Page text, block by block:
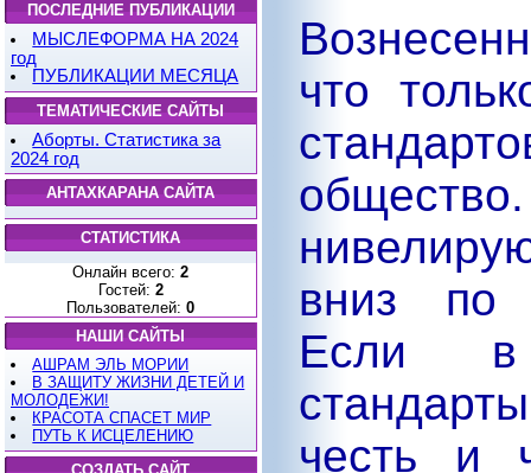
ПОСЛЕДНИЕ ПУБЛИКАЦИИ
МЫСЛЕФОРМА НА 2024
год
ПУБЛИКАЦИИ МЕСЯЦА
ТЕМАТИЧЕСКИЕ САЙТЫ
Аборты. Статистика за
2024 год
АНТАХКАРАНА САЙТА
СТАТИСТИКА
Онлайн всего: 2
Гостей: 2
Пользователей: 0
НАШИ САЙТЫ
АШРАМ ЭЛЬ МОРИИ
В ЗАЩИТУ ЖИЗНИ ДЕТЕЙ И
МОЛОДЕЖИ!
КРАСОТА СПАСЕТ МИР
ПУТЬ К ИСЦЕЛЕНИЮ
что
вниз по
Если
честь и